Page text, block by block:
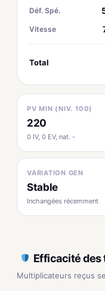
Déf. Spé.
Vitesse
Total
PV MIN (NIV. 100)
220
0 IV, 0 EV, nat. -
VARIATION GEN
Stable
Inchangées récemment
Efficacité des
Multiplicateurs reçus